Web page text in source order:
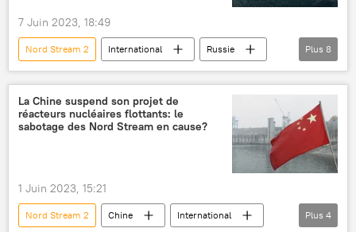
7 Juin 2023, 18:49
Nord Stream 2 International
Russie
États-Unis
Nord Stream
Sabotage des gazoducs Nord Stream
Forces armées
Washington Post
Plus 8
La Chine suspend son projet de
réacteurs nucléaires flottants: le
sabotage des Nord Stream en cause?
1 Juin 2023, 15:21
Nord Stream 2 Chine
International
Plus 4